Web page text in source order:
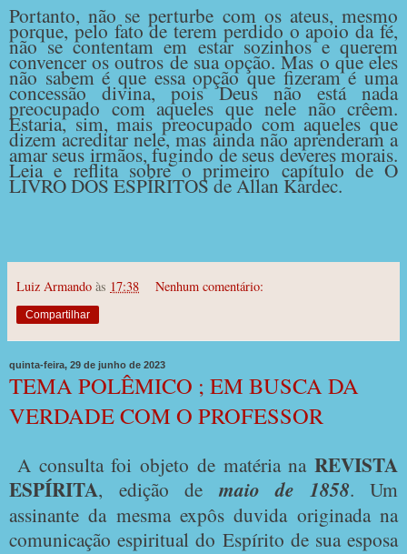
Portanto, não se perturbe com os ateus, mesmo
porque, pelo fato de terem perdido o apoio da fé,
não se contentam em estar sozinhos e querem
convencer os outros de sua opção. Mas o que eles
não sabem é que essa opção que fizeram é uma
concessão divina, pois Deus não está nada
preocupado com aqueles que nele não crêem.
Estaria, sim, mais preocupado com aqueles que
dizem acreditar nele, mas ainda não aprenderam a
amar seus irmãos, fugindo de seus deveres morais.
Leia e reflita sobre o primeiro capítulo de O
LIVRO DOS ESPÍRITOS de Allan Kardec.
Luiz Armando às 17:38 Nenhum comentário:
Compartilhar
quinta-feira, 29 de junho de 2023
TEMA POLÊMICO ; EM BUSCA DA
VERDADE COM O PROFESSOR
A consulta foi objeto de matéria na REVISTA
ESPÍRITA, edição demaio de 1858. Um
assinante da mesma expôs duvida originada na
comunicação espiritual do Espírito de sua esposa